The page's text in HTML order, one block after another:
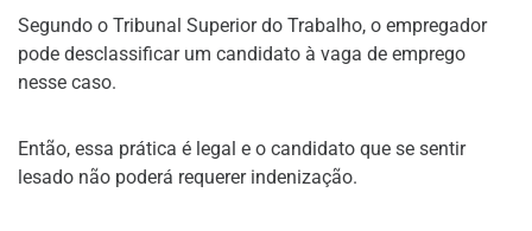
Segundo o Tribunal Superior do Trabalho, o empregador
pode desclassificar um candidato à vaga de emprego
nesse caso.
Então, essa prática é legal e o candidato que se sentir
lesado não poderá requerer indenização.